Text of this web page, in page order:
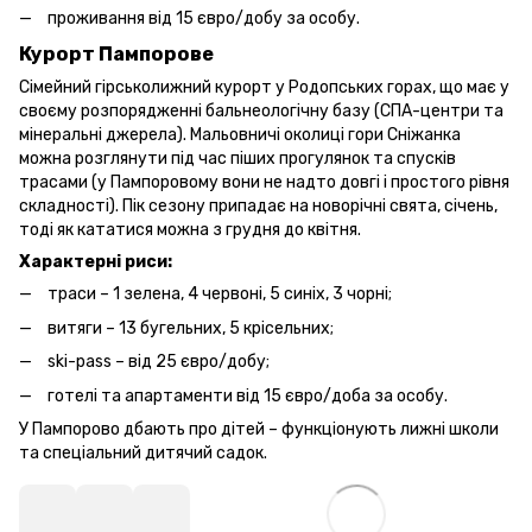
проживання від 15 євро/добу за особу.
Курорт Пампорове
Сімейний гірськолижний курорт у Родопських горах, що має у
своєму розпорядженні бальнеологічну базу (СПА-центри та
мінеральні джерела). Мальовничі околиці гори Сніжанка
можна розглянути під час піших прогулянок та спусків
трасами (у Пампоровому вони не надто довгі і простого рівня
складності). Пік сезону припадає на новорічні свята, січень,
тоді як кататися можна з грудня до квітня.
Характерні риси:
траси – 1 зелена, 4 червоні, 5 синіх, 3 чорні;
витяги – 13 бугельних, 5 крісельних;
ski-pass – від 25 євро/добу;
готелі та апартаменти від 15 євро/доба за особу.
У Пампорово дбають про дітей – функціонують лижні школи
та спеціальний дитячий садок.